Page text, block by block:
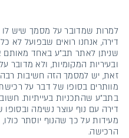
למרות שמדובר על מסמך שיש לו
דירה, אנחנו רואים שבפועל לא
שניתן לאתר תב״ע באחד מאותם
ובעיריות המקומיות, ולא מדובר
זאת, יש למסמך הזה חשיבות
מוותרים בסופו של דבר על
בתב״ע שהתכניות בעייתיות.
דירה עם נוף עוצר נשימה
מעידות על כך שהנוף יוסתר
הרכישה.